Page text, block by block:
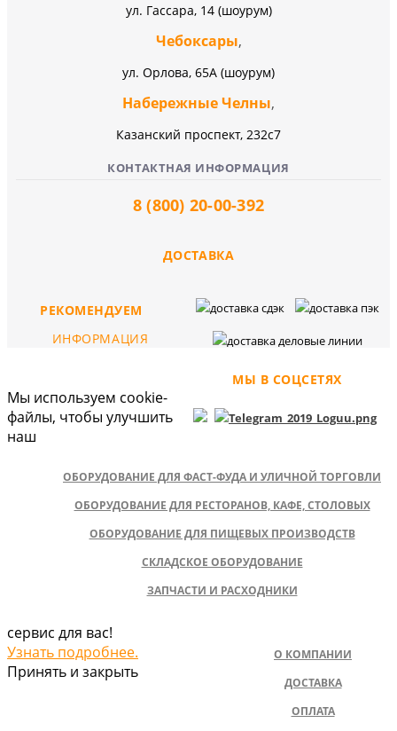
ул. Гассара, 14 (шоурум)
Чебоксары,
ул. Орлова, 65А (шоурум)
Набережные Челны,
Казанский проспект, 232c7
КОНТАКТНАЯ ИНФОРМАЦИЯ
8 (800) 20-00-392
ДОСТАВКА
МЫ В СОЦСЕТЯХ
РЕКОМЕНДУЕМ
ОБОРУДОВАНИЕ ДЛЯ ФАСТ-ФУДА И УЛИЧНОЙ ТОРГОВЛИ
ОБОРУДОВАНИЕ ДЛЯ РЕСТОРАНОВ, КАФЕ, СТОЛОВЫХ
ОБОРУДОВАНИЕ ДЛЯ ПИЩЕВЫХ ПРОИЗВОДСТВ
СКЛАДСКОЕ ОБОРУДОВАНИЕ
ЗАПЧАСТИ И РАСХОДНИКИ
ИНФОРМАЦИЯ
О КОМПАНИИ
ДОСТАВКА
ОПЛАТА
Мы используем cookie-
файлы, чтобы улучшить
наш
сервис для вас!
Узнать подробнее.
Принять и закрыть